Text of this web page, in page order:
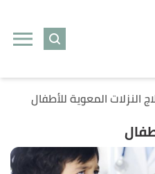
النزلات المعوية للأطفال